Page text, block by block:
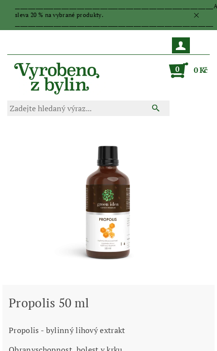
sleva 20 % na vybrané produkty.
0 0 Kč
Propolis 50 ml
Propolis - bylinný lihový extrakt